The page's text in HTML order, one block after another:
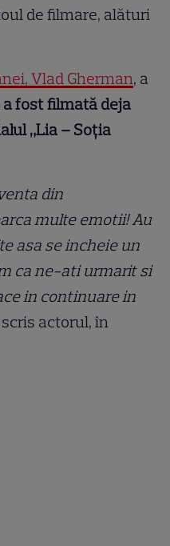
de filmare, alături
Vlad Gherman, a
a fost filmată deja
„Lia – Soţia
din
multe emotii! Au
asa se incheie un
ca ne-ati urmarit si
in continuare in
scris actorul, în